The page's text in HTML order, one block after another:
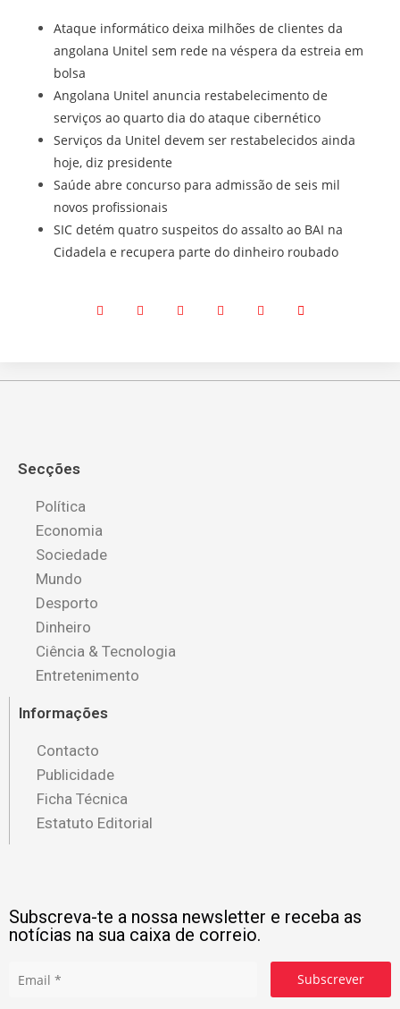
Ataque informático deixa milhões de clientes da
angolana Unitel sem rede na véspera da estreia em
bolsa
Angolana Unitel anuncia restabelecimento de
serviços ao quarto dia do ataque cibernético
Serviços da Unitel devem ser restabelecidos ainda
hoje, diz presidente
Saúde abre concurso para admissão de seis mil
novos profissionais
SIC detém quatro suspeitos do assalto ao BAI na
Cidadela e recupera parte do dinheiro roubado
Secções
Política
Economia
Sociedade
Mundo
Desporto
Dinheiro
Ciência & Tecnologia
Entretenimento
Informações
Contacto
Publicidade
Ficha Técnica
Estatuto Editorial
Subscreva-te a nossa newsletter e receba as
notícias na sua caixa de correio.
Subscrever